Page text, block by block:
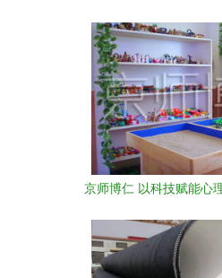
京师博仁 以科技赋能心